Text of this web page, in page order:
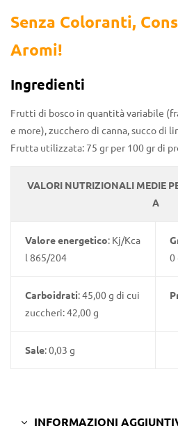
Senza Coloranti,
Aromi!
Ingredienti
Frutti di bosco in quantitàvariabile
e more), zucchero di canna, succo di
Frutta utilizzata: 75 gr per 100 gr di
VALORI NUTRIZIONALI MEDIE
A
Valore energetico: Kj/Kca
l 865/204
0
Carboidrati: 45,00 g di cui
zuccheri: 42,00 g
Sale: 0,03 g
INFORMAZIONI